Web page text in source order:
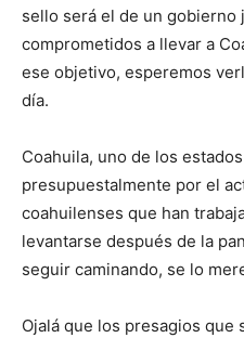
sello será el de un gobierno
comprometidos a llevar a
ese objetivo, esperemos
día.
Coahuila, uno de los
presupuestalmente por el
coahuilenses que han
levantarse después de la
seguir caminando, se lo
Ojalá que los presagios que